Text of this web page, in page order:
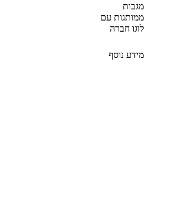
מגבות
ממותגות עם
לוגו חברה
מידע נוסף